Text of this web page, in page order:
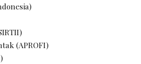
(APROFI)